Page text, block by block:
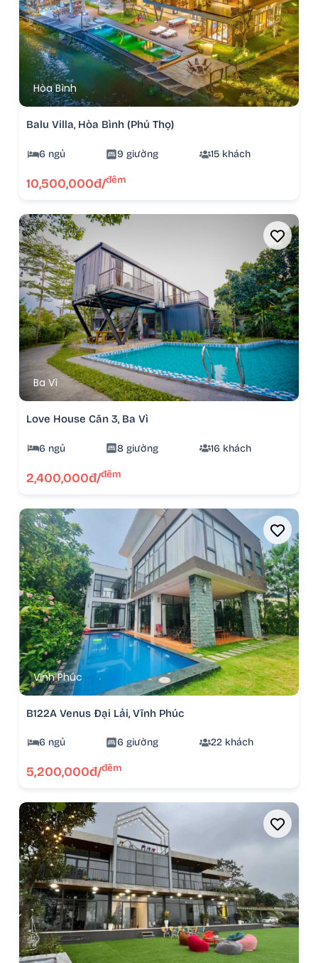
Hòa Bình
Balu Villa, Hòa Bình (Phú Thọ)
6 ngủ 9 giường 15 khách
10,500,000đ/đêm
Ba Vì
Love House Căn 3, Ba Vì
6 ngủ 8 giường 16 khách
2,400,000đ/đêm
Vĩnh Phúc
B122A Venus Đại Lải, Vĩnh Phúc
6 ngủ 6 giường 22 khách
5,200,000đ/đêm